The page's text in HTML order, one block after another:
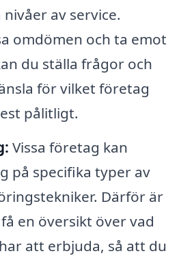
av service.
omdömen och ta emot
du ställa frågor och
för vilket företag
pålitligt.
Vissa företag kan
på specifika typer av
Därför är
en översikt över vad
att erbjuda, så att du